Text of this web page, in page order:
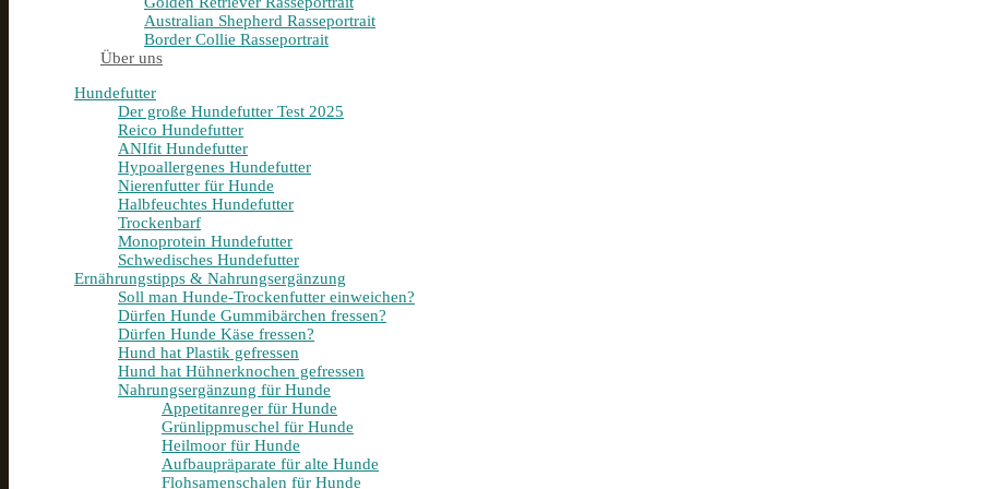
Australian Shepherd Rasseportrait
Border Collie Rasseportrait
Über uns
Hundefutter
Der große Hundefutter Test 2025
Reico Hundefutter
ANIfit Hundefutter
Hypoallergenes Hundefutter
Nierenfutter für Hunde
Halbfeuchtes Hundefutter
Trockenbarf
Monoprotein Hundefutter
Schwedisches Hundefutter
Ernährungstipps & Nahrungsergänzung
Soll man Hunde-Trockenfutter einweichen?
Dürfen Hunde Gummibärchen fressen?
Dürfen Hunde Käse fressen?
Hund hat Plastik gefressen
Hund hat Hühnerknochen gefressen
Nahrungsergänzung für Hunde
Appetitanreger für Hunde
Grünlippmuschel für Hunde
Heilmoor für Hunde
Aufbaupräparate für alte Hunde
Flohsamenschalen für Hunde